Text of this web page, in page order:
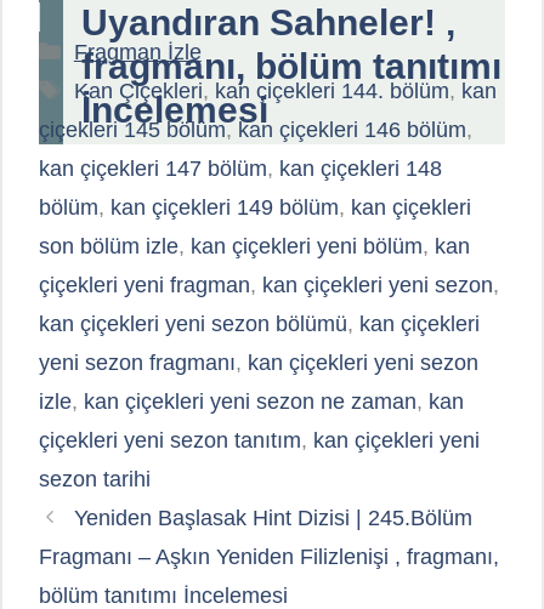
Uyandıran Sahneler! ,
fragmanı, bölüm tanıtımı
İncelemesi
Kategoriler
Fragman İzle
Etiketler
Kan Çiçekleri, kan çiçekleri 144. bölüm, kan
çiçekleri 145 bölüm, kan çiçekleri 146 bölüm,
kan çiçekleri 147 bölüm, kan çiçekleri 148
bölüm, kan çiçekleri 149 bölüm, kan çiçekleri
son bölüm izle, kan çiçekleri yeni bölüm, kan
çiçekleri yeni fragman, kan çiçekleri yeni sezon,
kan çiçekleri yeni sezon bölümü, kan çiçekleri
yeni sezon fragmanı, kan çiçekleri yeni sezon
izle, kan çiçekleri yeni sezon ne zaman, kan
çiçekleri yeni sezon tanıtım, kan çiçekleri yeni
sezon tarihi
Yeniden Başlasak Hint Dizisi | 245.Bölüm
Fragmanı – Aşkın Yeniden Filizlenişi , fragmanı,
bölüm tanıtımı İncelemesi